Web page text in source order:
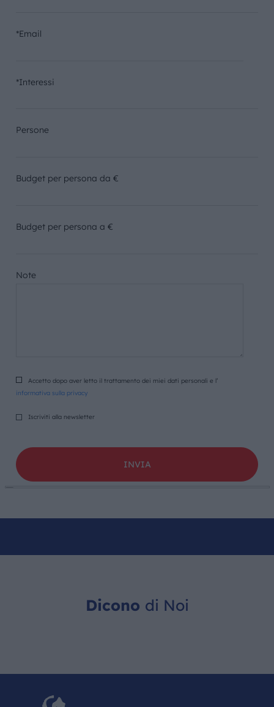
*Email
*Interessi
Persone
Budget per persona da €
Budget per persona a €
Note
Accetto dopo aver letto il trattamento dei miei dati personali e l’
informativa sulla privacy
Iscriviti alla newsletter
Dicono di Noi